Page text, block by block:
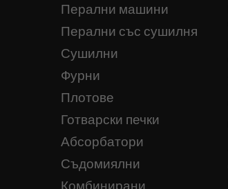
Перални машини
Перални със сушилня
Сушилни
Фурни
Плотове
Готварски печки
Абсорбатори
Съдомиялни
Комбинирани